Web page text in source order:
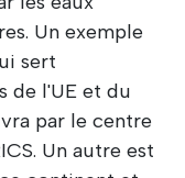
Un exemple
sert
de l'UE et du
par le centre
Un autre est